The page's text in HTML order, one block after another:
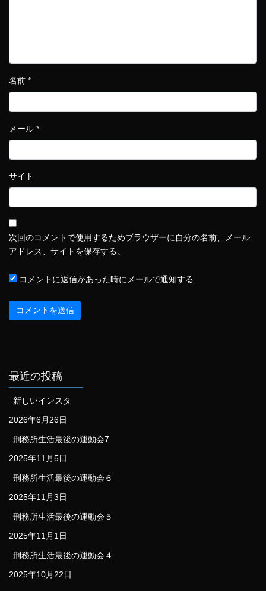
名前 *
メール *
サイト
次回のコメントで使用するためブラウザーに自分の名前、メール
アドレス、サイトを保存する。
コメントに返信があった時にメールで通知する
最近の投稿
新しいインスタ
2026年6月26日
刑務所生活最後の運動会7
2025年11月5日
刑務所生活最後の運動会６
2025年11月3日
刑務所生活最後の運動会５
2025年11月1日
刑務所生活最後の運動会４
2025年10月22日